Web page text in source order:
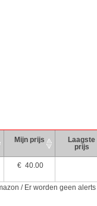
Mijn prijs
Laagste
prijs
€40.00
/ Er worden geen